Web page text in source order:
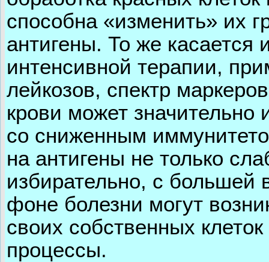
способна «изменить» их
антигены. То же касается
интенсивной терапии,
лейкозов, спектр
крови может значительно
со сниженным
на антигены не только
избирательно, с большей
фоне болезни могут
своих собственных
процессы.